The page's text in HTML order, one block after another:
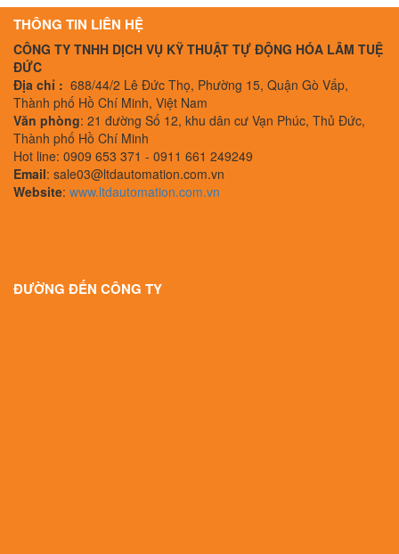
THÔNG TIN LIÊN HỆ
CÔNG TY TNHH DỊCH VỤ KỸ THUẬT TỰ ĐỘNG HÓA LÂM TUỆ
ĐỨC
Địa chỉ : 688/44/2 Lê Đức Thọ, Phường 15, Quận Gò Vấp,
Thành phố Hồ Chí Minh, Việt Nam
Văn phòng: 21 đường Số 12, khu dân cư Vạn Phúc, Thủ Đức,
Thành phố Hồ Chí Minh
Hot line: 0909 653 371 - 0911 661 249249
Email: sale03@ltdautomation.com.vn
Website: www.ltdautomation.com.vn
ĐƯỜNG ĐẾN CÔNG TY